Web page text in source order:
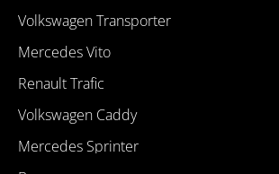
Volkswagen Transporter
Mercedes Vito
Renault Trafic
Volkswagen Caddy
Mercedes Sprinter